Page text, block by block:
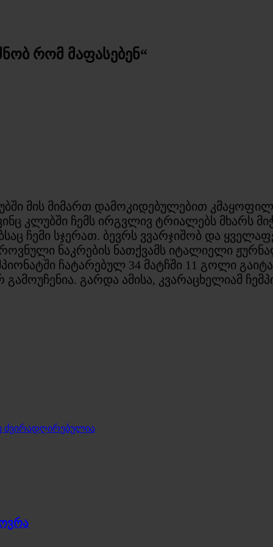
რომ მაფასებენ“
მის მიმართ დამოკიდებულებით
კლუბში ჩემს ირგვლივ ტრიალებს მხარს
ჩემი სჯერათ. ბევრს ვვარჯიშობ და
ნაკრების ნათქვამს იტალიელი
ჩატარებულ 34 მატჩში 11 გოლი
გარდა ამისა, კვარაცხელიამ
ძვირადღირებულია